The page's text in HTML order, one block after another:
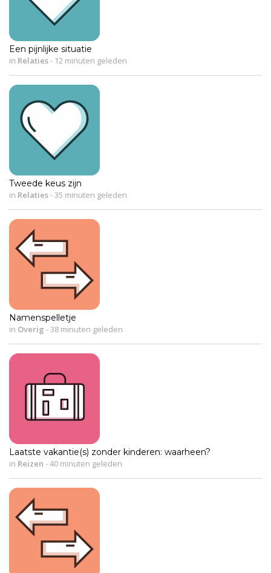
Een pijnlijke situatie
in Relaties- 12 minuten geleden
Tweede keus zijn
in Relaties-35 minuten geleden
Namenspelletje
in Overig -38 minuten geleden
Laatste vakantie(s) zonder kinderen: waarheen?
in Reizen -40 minuten geleden